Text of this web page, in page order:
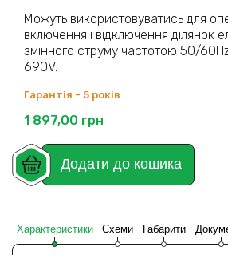
Можуть використовуватись для
включення і відключення ділянок
змінного струму частотою 50/
690V.
Гарантія - 5 років
1 897,00 грн
Додати до кошика
Характеристики Схеми Габарити